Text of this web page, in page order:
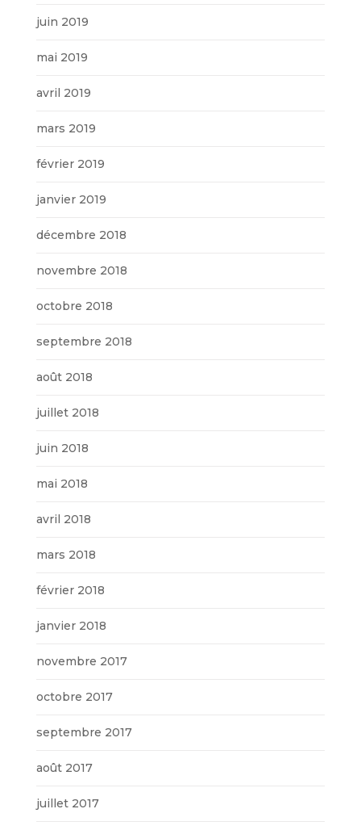
juin 2019
mai 2019
avril 2019
mars 2019
février 2019
janvier 2019
décembre 2018
novembre 2018
octobre 2018
septembre 2018
août 2018
juillet 2018
juin 2018
mai 2018
avril 2018
mars 2018
février 2018
janvier 2018
novembre 2017
octobre 2017
septembre 2017
août 2017
juillet 2017